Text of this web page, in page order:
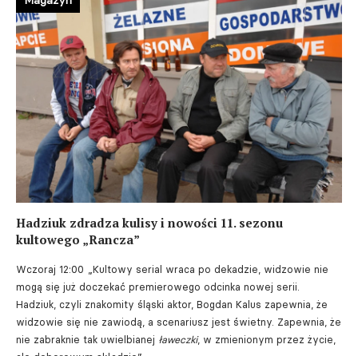
Hadziuk zdradza kulisy i nowości 11. sezonu
kultowego „Rancza”
Wczoraj 12:00
„Kultowy serial wraca po dekadzie, widzowie nie
mogą się już doczekać premierowego odcinka nowej serii.
Hadziuk, czyli znakomity śląski aktor, Bogdan Kalus zapewnia, że
widzowie się nie zawiodą, a scenariusz jest świetny. Zapewnia, że
nie zabraknie tak uwielbianej ławeczki, w zmienionym przez życie,